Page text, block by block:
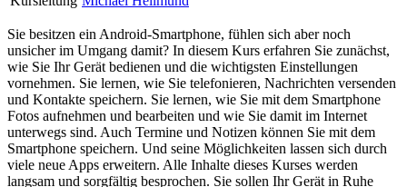
Sie besitzen ein Android-Smartphone, fühlen sich aber noch
unsicher im Umgang damit? In diesem Kurs erfahren Sie zunächst,
wie Sie Ihr Gerät bedienen und die wichtigsten Einstellungen
vornehmen. Sie lernen, wie Sie telefonieren, Nachrichten versenden
und Kontakte speichern. Sie lernen, wie Sie mit dem Smartphone
Fotos aufnehmen und bearbeiten und wie Sie damit im Internet
unterwegs sind. Auch Termine und Notizen können Sie mit dem
Smartphone speichern. Und seine Möglichkeiten lassen sich durch
viele neue Apps erweitern. Alle Inhalte dieses Kurses werden
langsam und sorgfältig besprochen. Sie sollen Ihr Gerät in Ruhe